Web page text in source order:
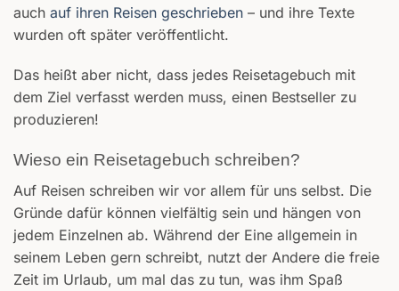
auch auf ihren Reisen geschrieben – und ihre Texte
wurden oft später veröffentlicht.
Das heißt aber nicht, dass jedes Reisetagebuch mit
dem Ziel verfasst werden muss, einen Bestseller zu
produzieren!
Wieso ein Reisetagebuch schreiben?
Auf Reisen schreiben wir vor allem für uns selbst. Die
Gründe dafür können vielfältig sein und hängen von
jedem Einzelnen ab. Während der Eine allgemein in
seinem Leben gern schreibt, nutzt der Andere die freie
Zeit im Urlaub, um mal das zu tun, was ihm Spaß